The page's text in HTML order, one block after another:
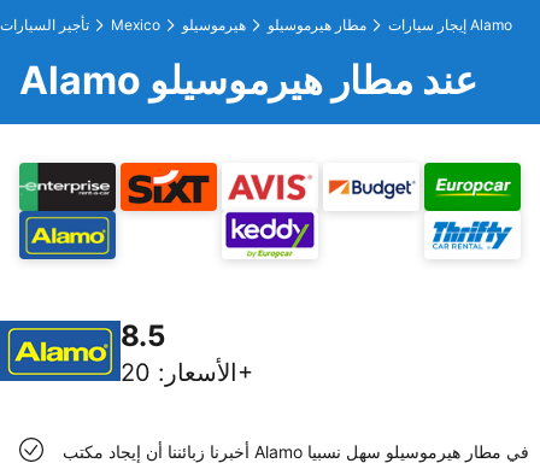
تأجير السيارات Mexico هيرموسيلو مطار هيرموسيلو إيجار سيارات Alamo
Alamo عند مطار هيرموسيلو
8.5
الأسعار : 20+
أخبرنا زبائننا أن إيجاد مكتب Alamo في مطار هيرموسيلو سهل نسبيا